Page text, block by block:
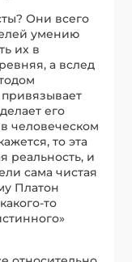
Они всего
умению
их в
а вслед
его
человеческом
то эта
реальность, и
сама чистая
Платон
то